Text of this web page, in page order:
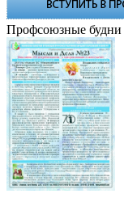
Профсоюзные будни